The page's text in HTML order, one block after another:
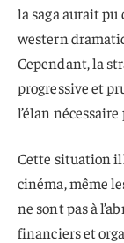
la saga aurait
western
Cependant, la
progressive et
l’élan
Cette situation
cinéma, même
ne sont pas à
financiers et